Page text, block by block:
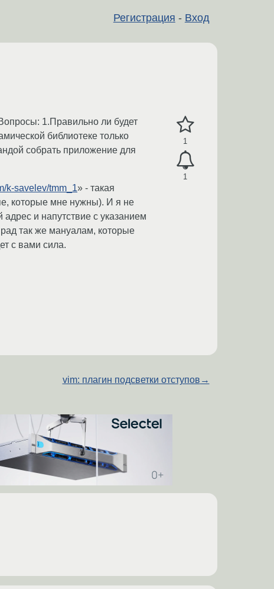
Регистрация - Вход
1
1
1.Правильно ли будет
библиотеке только
собрать приложение для
k-savelev/tmm_1» - такая
которые мне нужны). И я не
и напутствие с указанием
так же мануалам, которые
с вами сила.
vim: плагин подсветки отступов →